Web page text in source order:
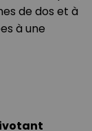
de dos et à
à une